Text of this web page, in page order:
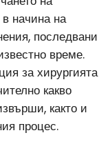
начина на
последвани
време.
за хирургията
какво
както и
процес.